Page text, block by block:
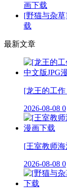
画下载
[野猫与杂
载
最新文章
[龙王的工
2026-08-08 0
[王室教师
2026-08-08 0